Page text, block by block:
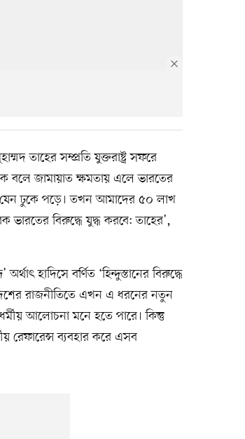
তাহের সম্প্রতি যুক্তরাষ্ট্র সফরে
বলে জামায়াত ক্ষমতায় এলে ভারতের
যেন ঢুকে পড়ে। তখন আমাদের ৫০ লাখ
বিরুদ্ধে যুদ্ধ করবে: তাহের’,
হাদিসে বর্ণিত ‘হিন্দুস্তানের বিরুদ্ধে
রাজনীতিতে এখন এ ধরনের নতুন
আলোচনা মনে হতে পারে। কিন্তু
রেফারেন্স ব্যবহার করে এসব